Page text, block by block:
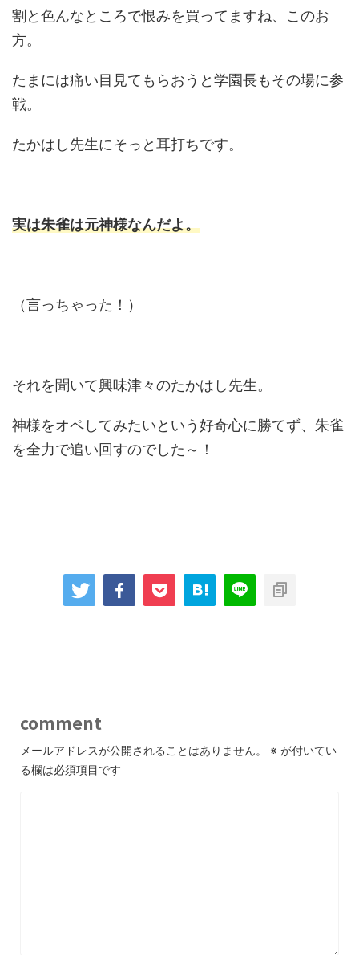
割と色んなところで恨みを買ってますね、このお
方。
たまには痛い目見てもらおうと学園長もその場に参
戦。
たかはし先生にそっと耳打ちです。
実は朱雀は元神様なんだよ。
（言っちゃった！）
それを聞いて興味津々のたかはし先生。
神様をオペしてみたいという好奇心に勝てず、朱雀
を全力で追い回すのでした～！
comment
メールアドレスが公開されることはありません。 ※ が付いてい
る欄は必須項目です